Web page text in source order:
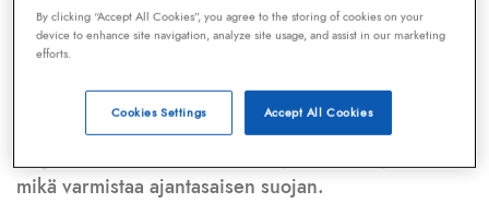
Telemarkkinointiliiton jaKilpi-sovelluksen
tietokannasta, joka kattaa satoja tuhansia
Lisäksi tunnistamme automaattisesti, jos kyseessä on
puhelinhuijarin numero, sähköpostiosoitetai
huijausviesti. Tietokantaamme päivitetään jatkuvasti,
mikä varmistaa ajantasaisen suojan.
By clicking “Accept All Cookies”, you agree to the storing of cookies on your
device to enhance site navigation, analyze site usage, and assist in our marketing
efforts.
Accept All Cookies
Cookies Settings